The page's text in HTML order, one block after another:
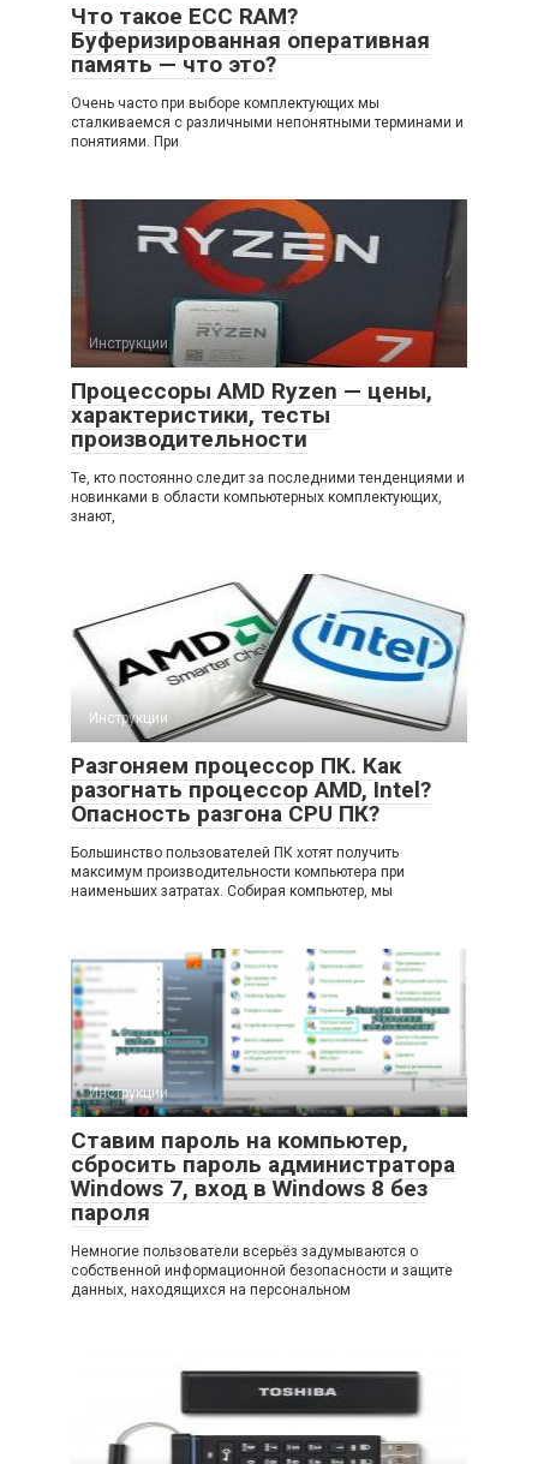
Что такое ECC RAM?
Буферизированная оперативная
память — что это?
Очень часто при выборе комплектующих мы
сталкиваемся с различными непонятными терминами и
понятиями. При
Инструкции
Процессоры AMD Ryzen — цены,
характеристики, тесты
производительности
Те, кто постоянно следит за последними тенденциями и
новинками в области компьютерных комплектующих,
знают,
Инструкции
Разгоняем процессор ПК. Как
разогнать процессор AMD, Intel?
Опасность разгона CPU ПК?
Большинство пользователей ПК хотят получить
максимум производительности компьютера при
наименьших затратах. Собирая компьютер, мы
Инструкции
Ставим пароль на компьютер,
сбросить пароль администратора
Windows 7, вход в Windows 8 без
пароля
Немногие пользователи всерьёз задумываются о
собственной информационной безопасности и защите
данных, находящихся на персональном